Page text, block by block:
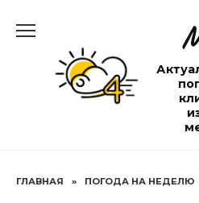
содержанию
ГЛАВНАЯ » ПОГОДА НА НЕДЕЛЮ